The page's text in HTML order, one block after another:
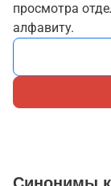
просмотра
алфавиту.